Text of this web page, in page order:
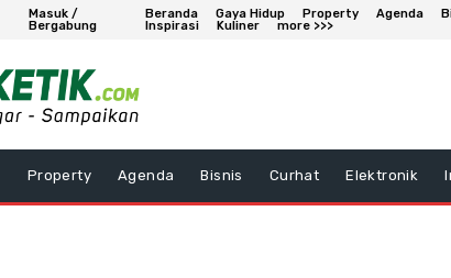
Masuk /
Bergabung
Beranda Gaya Hidup Property Agenda
Inspirasi
Kuliner more >>>
Property Agenda Bisnis Curhat Elektronik